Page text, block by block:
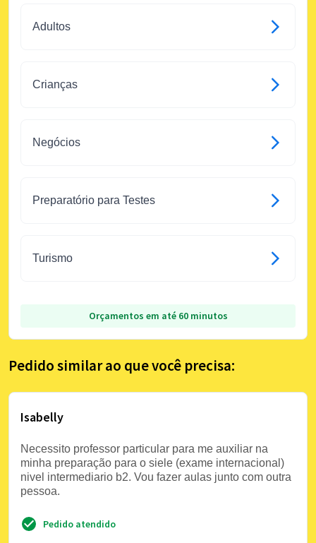
Adultos
Crianças
Negócios
Preparatório para Testes
Turismo
Orçamentos em até 60 minutos
Pedido similar ao que você precisa:
Isabelly
Necessito professor particular para me auxiliar na
minha preparação para o siele (exame internacional)
nivel intermediario b2. Vou fazer aulas junto com outra
pessoa.
Pedido atendido